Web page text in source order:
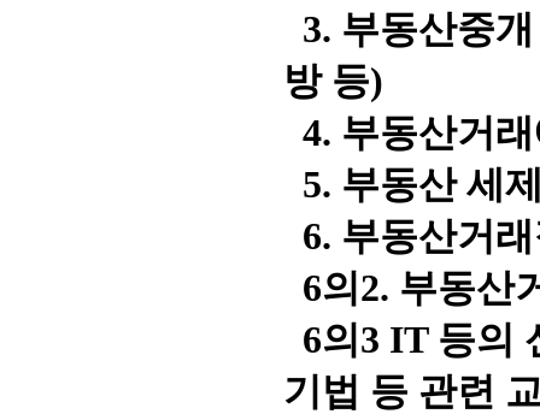
3. 부동산중
방 등)
4. 부동산거
5. 부동산 세
6. 부동산거
6의2. 부동산
6의3 IT 등의
기법 등 관련